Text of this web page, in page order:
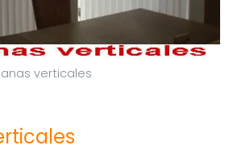
verticales